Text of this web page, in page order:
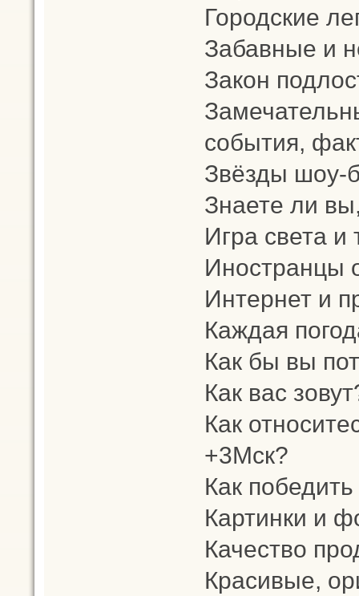
Городские
Забавные и
Закон
события,
Звёзды шоу-
Знаете ли
Игра света и
Иностранцы
Интернет и
Каждая
Как бы вы
Как вас
Как
+3Мск?
Как победить
Картинки и
Качество
Красивые,